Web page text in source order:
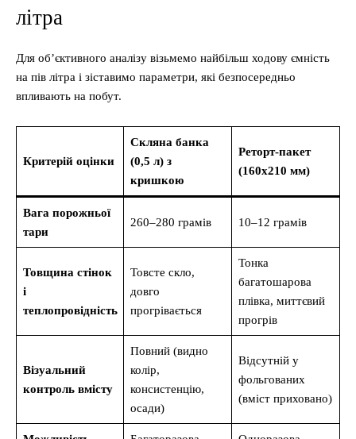
літра
Для об’єктивного аналізу візьмемо найбільш ходову ємність
на пів літра і зіставимо параметри, які безпосередньо
впливають на побут.
Критерій оцінки
Скляна банка
(0,5 л) з
кришкою
Реторт-пакет
(160х210 мм)
Вага порожньої
тари
260–280 грамів 10–12 грамів
Товщина стінок
і
теплопровідність
Товсте скло,
довго
прогрівається
Тонка
багатошарова
плівка, миттєвий
прогрів
Візуальний
контроль вмісту
Повний (видно
колір,
консистенцію,
осади)
Відсутній у
фольгованих
(вміст приховано)